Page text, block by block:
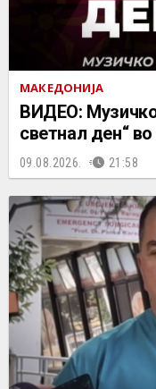
МАКЕДОНИЈА
ВИДЕО:
светнал ден“
09.08.2026. 21:58